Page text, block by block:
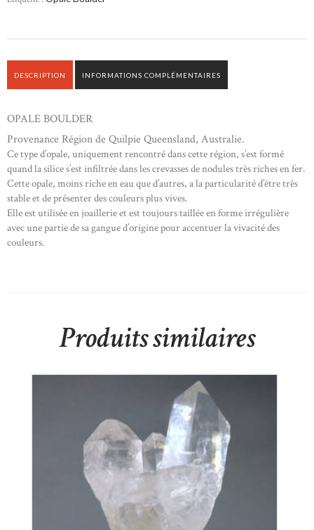
DESCRIPTION INFORMATIONS COMPLÉMENTAIRES
OPALE BOULDER
Provenance Région de Quilpie Queensland, Australie.
Ce type d’opale, uniquement rencontré dans cette région, s’est formé
quand la silice s’est infiltrée dans les crevasses de nodules très riches en fer.
Cette opale, moins riche en eau que d’autres, a la particularité d’être très
stable et de présenter des couleurs plus vives.
Elle est utilisée en joaillerie et est toujours taillée en forme irrégulière
avec une partie de sa gangue d’origine pour accentuer la vivacité des
couleurs.
Produits similaires
Cristal De Roche
145€